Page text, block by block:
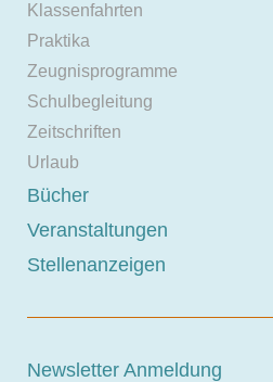
Klassenfahrten
Praktika
Zeugnisprogramme
Schulbegleitung
Zeitschriften
Urlaub
Bücher
Veranstaltungen
Stellenanzeigen
Newsletter Anmeldung